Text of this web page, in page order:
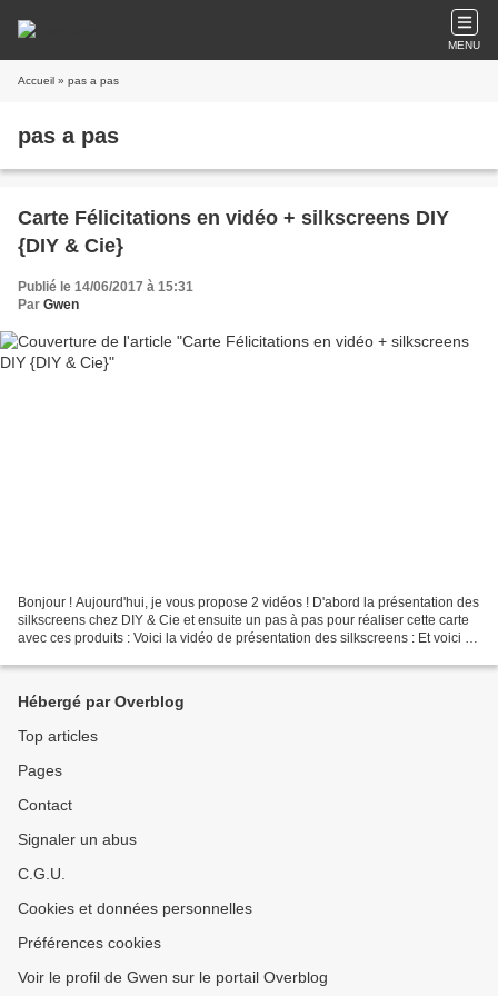
MENU
Accueil » pas a pas
pas a pas
Carte Félicitations en vidéo + silkscreens DIY
{DIY & Cie}
Publié le 14/06/2017 à 15:31
Par Gwen
Bonjour ! Aujourd'hui, je vous propose 2 vidéos ! D'abord la présentation des
silkscreens chez DIY & Cie et ensuite un pas à pas pour réaliser cette carte
avec ces produits : Voici la vidéo de présentation des silkscreens : Et voici la
Hébergé par Overblog
Top articles
Pages
Contact
Signaler un abus
C.G.U.
Cookies et données personnelles
Préférences cookies
Voir le profil de Gwen sur le portail Overblog